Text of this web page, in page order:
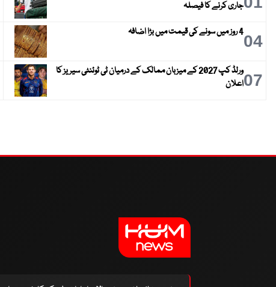
جاری کرنے کا فیصلہ
044 روز میں سونے کی قیمت میں بڑا اضافہ
07
ورلڈ کپ 2027 کے میزبان ممالک کے درمیان ٹی ٹوئنٹی سیریز کا
اعلان